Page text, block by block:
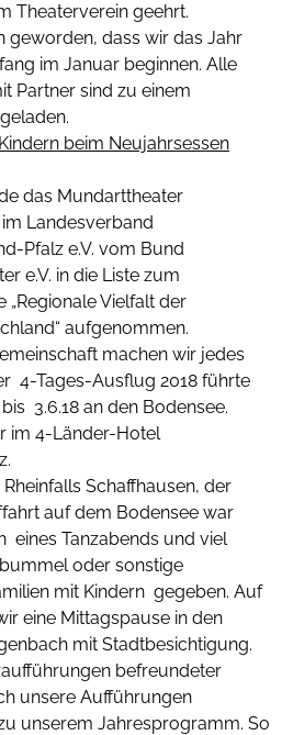
Theaterverein geehrt.
geworden, dass wir das Jahr
im Januar beginnen. Alle
Partner sind zu einem
beim Neujahrsessen
das Mundarttheater
Landesverband
Pfalz e.V. vom Bund
e.V. in die Liste zum
Vielfalt der
aufgenommen.
machen wir jedes
4-Tages-Ausflug 2018 führte
3.6.18 an den Bodensee.
im 4-Länder-Hotel
Schaffhausen, der
auf dem Bodensee war
eines Tanzabends und viel
oder sonstige
mit Kindern gegeben. Auf
eine Mittagspause in den
mit Stadtbesichtigung.
befreundeter
unsere Aufführungen
unserem Jahresprogramm. So